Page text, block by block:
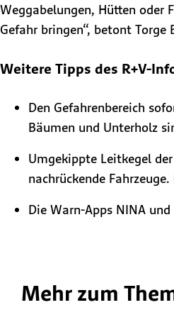
Weggabelungen, Hütten oder
Gefahr bringen“, betont
Weitere Tipps des R+V-
Den Gefahrenbereich
Bäumen und Unterholz
Umgekippte Leitkegel
nachrückende
Die Warn-Apps NINA
Mehr zum